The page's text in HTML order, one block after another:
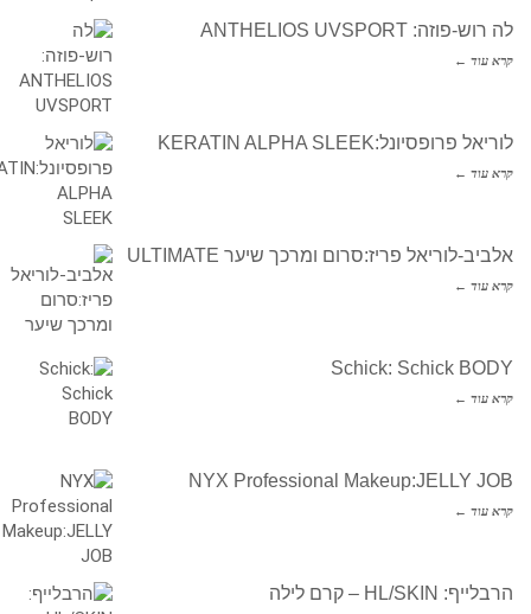
לה רוש-פוזה: ANTHELIOS UVSPORT
קרא עוד ←
לוריאל פרופסיונל:KERATIN ALPHA SLEEK
קרא עוד ←
אלביב-לוריאל פריז:סרום ומרכך שיער ULTIMATE
קרא עוד ←
Schick: Schick BODY
קרא עוד ←
NYX Professional Makeup:JELLY JOB
קרא עוד ←
הרבלייף: HL/SKIN – קרם לילה